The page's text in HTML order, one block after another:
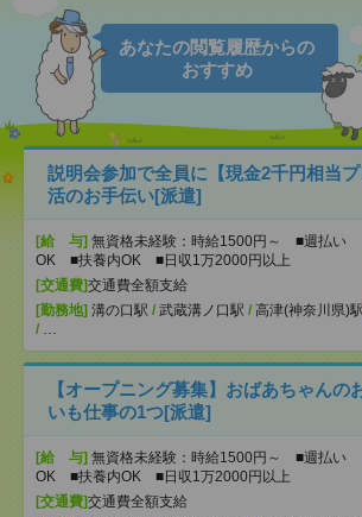
あなたの閲覧履歴からの
おすすめ
説明会参加で全員に【現金2千円相当
活のお手伝い[派遣]
[給 与] 無資格未経験：時給1500円～ ■週払い
OK ■扶養内OK ■日収1万2000円以上
[交通費]交通費全額支給
[勤務地] 溝の口駅 / 武蔵溝ノ口駅 / 高津(神奈川県)駅
/ …
【オープニング募集】おばあちゃんの
いも仕事の1つ[派遣]
[給 与] 無資格未経験：時給1500円～ ■週払い
OK ■扶養内OK ■日収1万2000円以上
[交通費]交通費全額支給